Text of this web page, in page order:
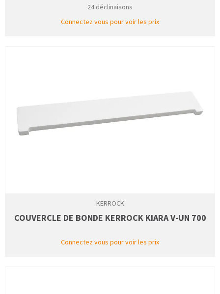
24 déclinaisons
Connectez vous pour voir les prix
KERROCK
COUVERCLE DE BONDE KERROCK KIARA V-UN 700
Connectez vous pour voir les prix